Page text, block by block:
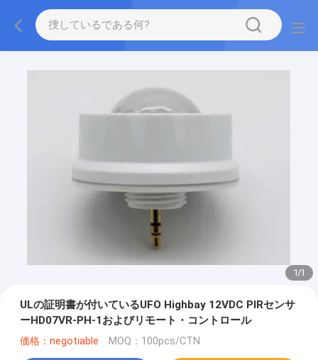
1/1
ULの証明書が付いているUFO Highbay 12VDC PIRセンサ
ーHD07VR-PH-1およびリモート・コントロール
価格：negotiable MOQ：100pcs/CTN